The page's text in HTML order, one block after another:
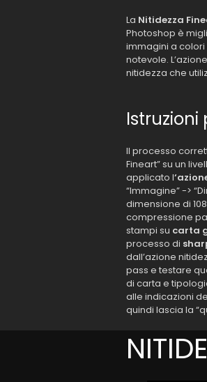
La Nitidezza
Photoshop è
immagini a
notevole.
nitidezza che
Istruzioni
Il processo
Fineart” su un
applicato l
“Immagine” ->
dimensione di
compressione
stampi su carta
processo di
dall’azione
pass e testare
di carta e
alle indicazioni
quindi lascia la